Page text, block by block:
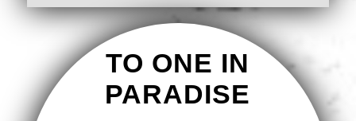
TO ONE IN
PARADISE